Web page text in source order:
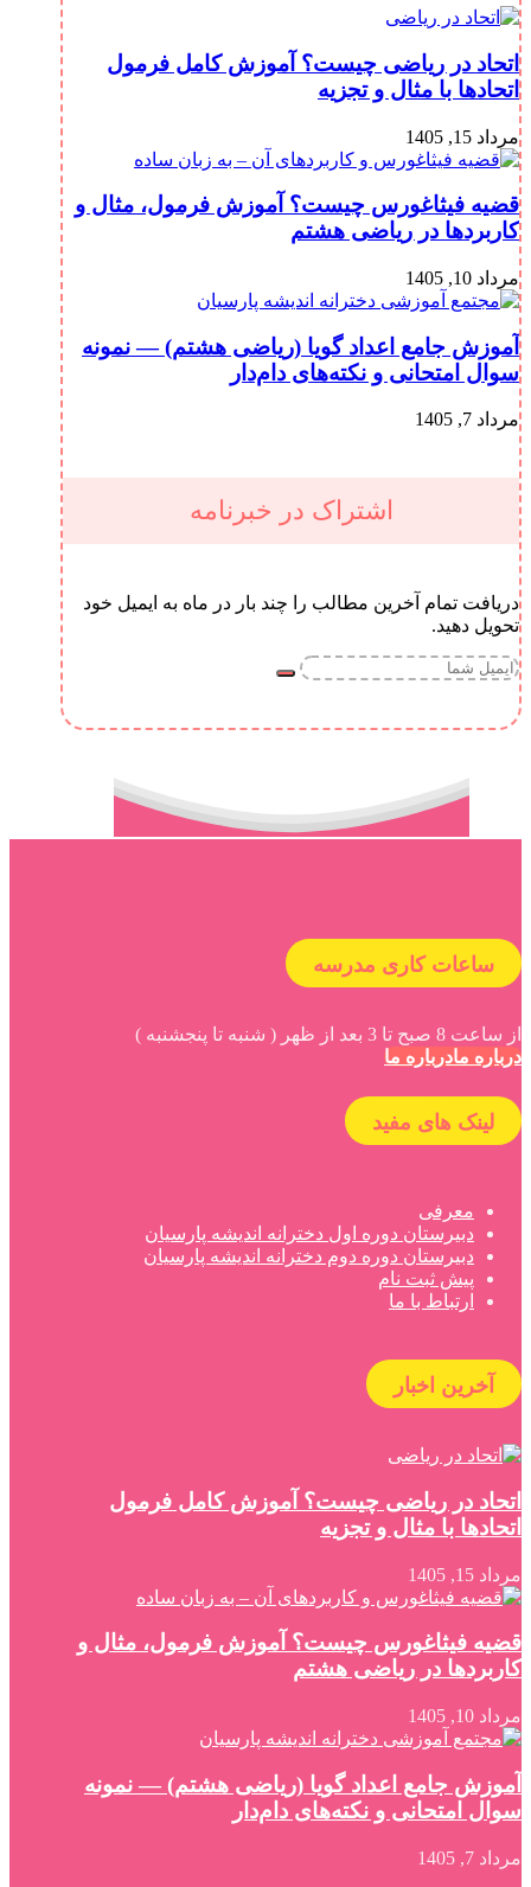
اتحاد در ریاضی چیست؟ آموزش کامل فرمول
اتحادها با مثال و تجزیه
مرداد 15, 1405
قضیه فیثاغورس چیست؟ آموزش فرمول، مثال و
کاربردها در ریاضی هشتم
مرداد 10, 1405
آموزش جامع اعداد گویا (ریاضی هشتم) — نمونه
سوال امتحانی و نکته‌های دام‌دار
مرداد 7, 1405
اشتراک در خبرنامه
دریافت تمام آخرین مطالب را چند بار در ماه به ایمیل خود
تحویل دهید.
ساعات کاری مدرسه
از ساعت 8 صبح تا 3 بعد از ظهر ( شنبه تا پنجشنبه )
درباره مادرباره ما
لینک های مفید
معرفی
دبیرستان دوره اول دخترانه اندیشه پارسیان
دبیرستان دوره دوم دخترانه اندیشه پارسیان
پیش ثبت نام
ارتباط با ما
آخرین اخبار
اتحاد در ریاضی چیست؟ آموزش کامل فرمول
اتحادها با مثال و تجزیه
مرداد 15, 1405
قضیه فیثاغورس چیست؟ آموزش فرمول، مثال و
کاربردها در ریاضی هشتم
مرداد 10, 1405
آموزش جامع اعداد گویا (ریاضی هشتم) — نمونه
سوال امتحانی و نکته‌های دام‌دار
مرداد 7, 1405